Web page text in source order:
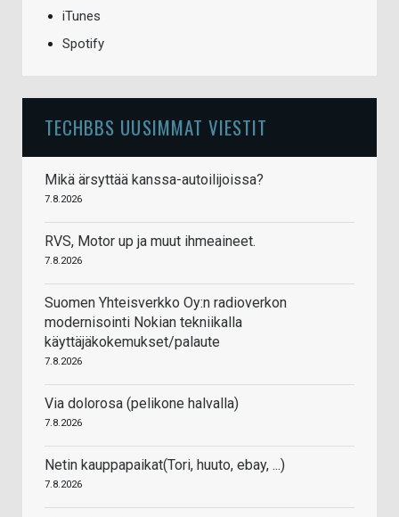
iTunes
Spotify
TECHBBS UUSIMMAT VIESTIT
Mikä ärsyttää kanssa-autoilijoissa?
7.8.2026
RVS, Motor up ja muut ihmeaineet.
7.8.2026
Suomen Yhteisverkko Oy:n radioverkon
modernisointi Nokian tekniikalla
käyttäjäkokemukset/palaute
7.8.2026
Via dolorosa (pelikone halvalla)
7.8.2026
Netin kauppapaikat(Tori, huuto, ebay, ...)
7.8.2026